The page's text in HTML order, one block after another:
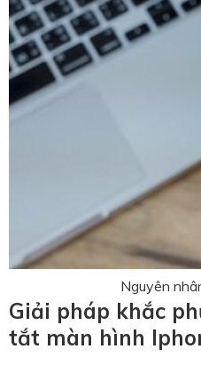
Nguyên
Giải pháp khắc
tắt màn hình